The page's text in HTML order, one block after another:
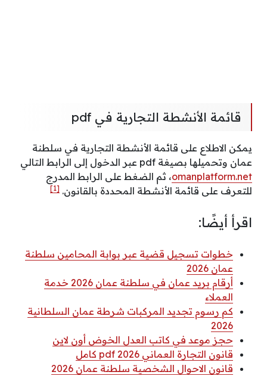
قائمة الأنشطة التجارية في pdf
يمكن الاطلاع على قائمة الأنشطة التجارية في سلطنة
عمان وتحميلها بصيغة pdf عبر الدخول إلى الرابط التالي
omanplatform.net، ثم الضغط على الرابط المدرج
للتعرف على قائمة الأنشطة المحددة بالقانون. [1]
اقرأ أيضًا:
خطوات تسجيل قضية عبر بوابة المحامين سلطنة
عمان 2026
أرقام بريد عمان في سلطنة عمان 2026 خدمة
العملاء
كم رسوم تجديد المركبات شرطة عمان السلطانية
2026
حجز موعد في كاتب العدل الخوض أون لاين
قانون التجارة العماني 2026 pdf كامل
قانون الاحوال الشخصية سلطنة عمان 2026